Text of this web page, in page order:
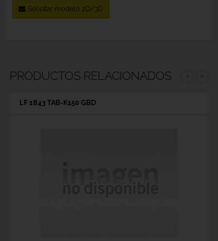
Solicitar modelo 2D/3D
PRODUCTOS RELACIONADOS ‹ ›
LF 1843 TAB-K150 GBD